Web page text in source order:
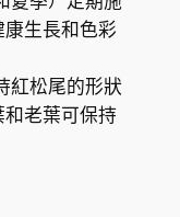
生長和色彩
紅松尾的形狀
老葉可保持